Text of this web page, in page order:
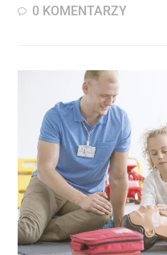
0 KOMENTARZY